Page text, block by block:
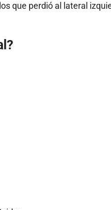
que perdió al lateral